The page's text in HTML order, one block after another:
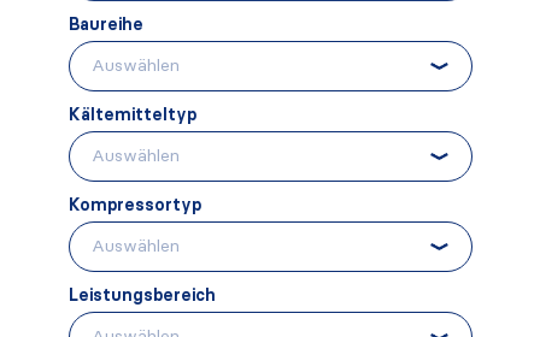
Baureihe
Kältemitteltyp
Kompressortyp
Leistungsbereich